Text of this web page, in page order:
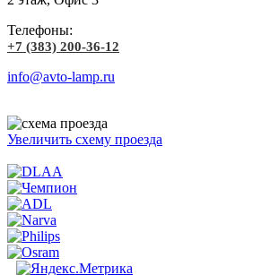
Телефоны:
+7 (383) 200-36-12
info@avto-lamp.ru
Увеличить схему проезда